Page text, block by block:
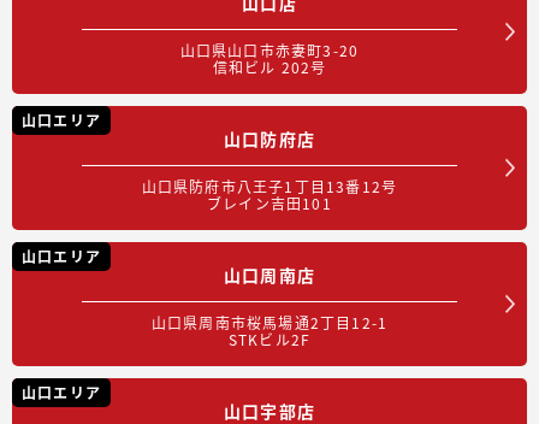
山口県山口市赤妻町3-20
信和ビル 202号
山口エリア
山口防府店
山口県防府市八王子1丁目13番12号
ブレイン吉田101
山口エリア
山口周南店
山口県周南市桜馬場通2丁目12-1
STKビル2F
山口エリア
山口宇部店